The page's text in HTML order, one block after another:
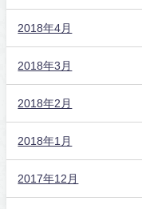
2018年4月
2018年3月
2018年2月
2018年1月
2017年12月